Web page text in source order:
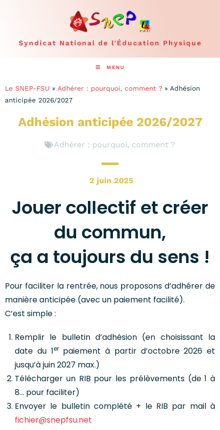
Syndicat National de l'Éducation Physique
MENU
Le SNEP-FSU » Adhérer : pourquoi, comment ? » Adhésion
anticipée 2026/2027
Adhésion anticipée 2026/2027
Adhérer : pourquoi, comment ?
2 juin 2025
Jouer collectif et créer
du commun,
ça a toujours du sens !
Pour faciliter la rentrée, nous proposons d’adhérer de
manière anticipée (avec un paiement facilité).
C’est simple :
Remplir le bulletin d’adhésion (en choisissant la
date du 1erpaiement à partir d’octobre 2026 et
jusqu’à juin 2027 max.)
Télécharger un RIB pour les prélèvements (de 1 à
8… pour faciliter)
Envoyer le bulletin complété + le RIB par mail à
fichier@snepfsu.net